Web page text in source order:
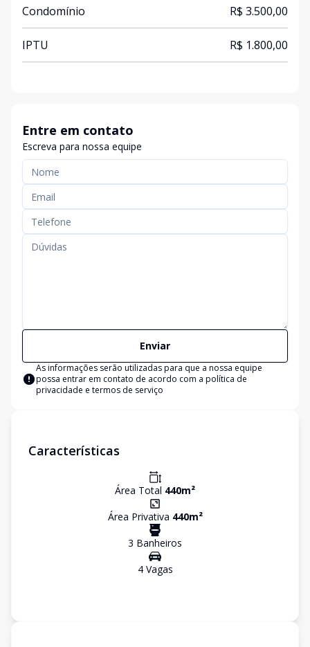
Condomínio R$ 3.500,00
IPTU R$ 1.800,00
Entre em contato
Escreva para nossa equipe
Enviar
As informações serão utilizadas para que a nossa equipe
possa entrar em contato de acordo com a política de
privacidade e termos de serviço
Características
Área Total 440m²
Área Privativa 440m²
3 Banheiros
4Vagas